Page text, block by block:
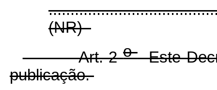
(NR)
Art. 2oEste
publicação.